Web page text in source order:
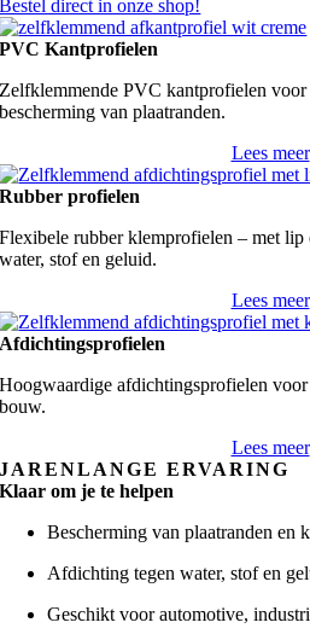
Bestel direct in onze shop!
PVC Kantprofielen
Zelfklemmende PVC kantprofielen
bescherming van plaatranden.
Lees meer
Rubber profielen
Flexibele rubber klemprofielen – met
water, stof en geluid.
Lees meer
Afdichtingsprofielen
Hoogwaardige afdichtingsprofielen
bouw.
Lees meer
JARENLANGE ERVARING
Klaar om je te helpen
Bescherming van plaatranden en
Afdichting tegen water, stof en
Geschikt voor automotive,